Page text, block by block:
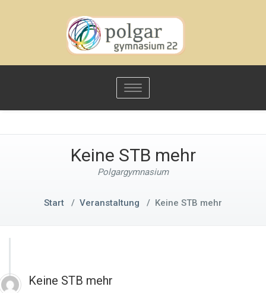
Toggle
navigation
Keine STB mehr
Polgargymnasium
Start / Veranstaltung / Keine STB mehr
Keine STB mehr